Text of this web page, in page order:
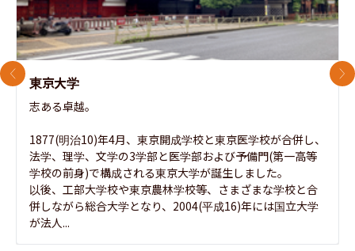
東京大学
志ある卓越。
1877(明治10)年4月、東京開成学校と東京医学校が合併し、
法学、理学、文学の3学部と医学部および予備門(第一高等
学校の前身)で構成される東京大学が誕生しました。
以後、工部大学校や東京農林学校等、さまざまな学校と合
併しながら総合大学となり、2004(平成16)年には国立大学
が法人...
前のスライド 次